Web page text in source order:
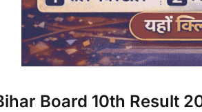
Board 10th Result